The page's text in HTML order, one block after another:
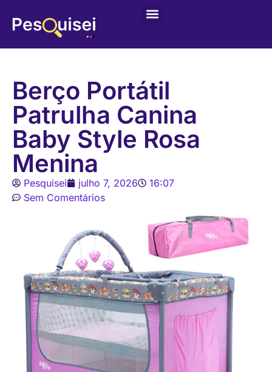
Berço Portátil
Patrulha Canina
Baby Style Rosa
Menina
Pesquisei julho 7, 2026
16:07
Sem Comentários